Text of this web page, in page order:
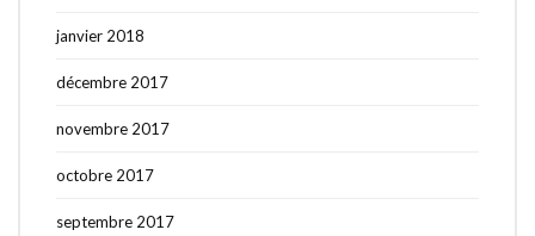
janvier 2018
décembre 2017
novembre 2017
octobre 2017
septembre 2017